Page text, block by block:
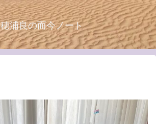
穂浦良の而今ノート